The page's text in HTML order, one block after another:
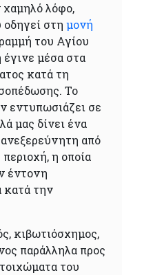
χαμηλό λόφο,
στη μονή
του Αγίου
μέσα στα
κατά τη
Το
εντυπωσιάζει σε
μας δίνει ένα
ανεξερεύνητη από
η οποία
έντονη
κατά την
κιβωτιόσχημος,
παράλληλα προς
του